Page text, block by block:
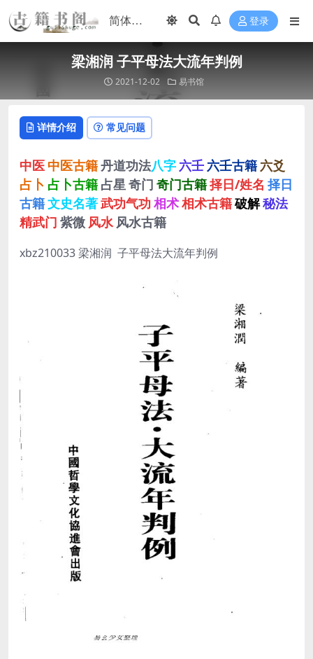
登录
梁湘润 子平母法大流年判例
2021-12-02 易书馆
详情介绍 常见问题
中医 中医古籍丹道功法八字 六壬 六壬古籍 六爻
占卜 占卜古籍 占星 奇门 奇门古籍择日/姓名 择日
古籍文史名著武功气功 相术相术古籍破解秘法
精武门 紫微 风水 风水古籍
xbz210033 梁湘润 子平母法大流年判例